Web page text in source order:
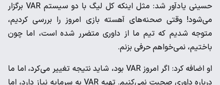
حسینی یادآور شد: مثل اینکه کل لیگ با دو سیستم VAR برگزار
می‌شود! وقتی صحنه‌های آهسته بازی امروز را بررسی کردیم،
متوجه شدیم که تیم ما از داوری متضرر شده است، اما چون
باختیم، نمی‌خواهم حرفی بزنم.
او اضافه کرد: اگر امروز VAR بود، شاید نتیجه تغییر می‌کرد، اما ما